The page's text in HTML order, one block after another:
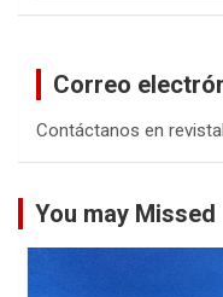
Correo
Contáctanos en
You may Missed